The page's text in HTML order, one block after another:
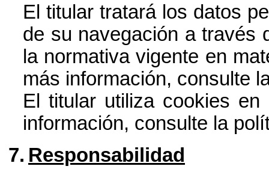
El titular tratará los datos
de su navegación a través
la normativa vigente en
más información, consulte
El titular utiliza cookies
información, consulte la
7. Responsabilidad